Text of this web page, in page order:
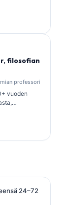
laajasti
filosofian
professori
vuoden
Saksan
for Clinical
24–72